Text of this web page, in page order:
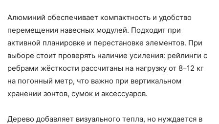
Алюминий обеспечивает компактность и удобство
перемещения навесных модулей. Подходит при
активной планировке и перестановке элементов. При
выборе стоит проверять наличие усиления: рейлинги с
ребрами жёсткости рассчитаны на нагрузку от 8–12 кг
на погонный метр, что важно при вертикальном
хранении зонтов, сумок и аксессуаров.
Дерево добавляет визуального тепла, но нуждается в